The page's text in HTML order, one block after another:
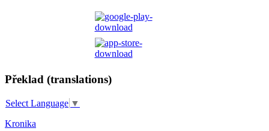
Překlad (translations)
Select Language ▼
Kronika